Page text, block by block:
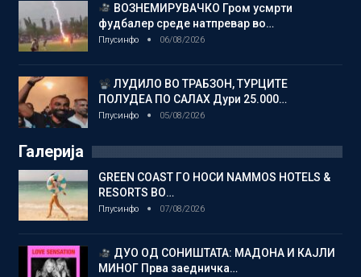
ВОЗНЕМИРУВАЧКО Гром усмрти
фудбалер среде натпревар во…
Плусинфо 06/08/2026
ЛУДИЛО ВО ТРАБЗОН, ТУРЦИТЕ
ПОЛУДЕА ПО САЛАХ Дури 25.000…
Плусинфо 05/08/2026
Галерија
GREEN COAST ГО НОСИ NAMMOS HOTELS &
RESORTS ВО…
Плусинфо 07/08/2026
ДУО ОД СОНИШТАТА: МАДОНА И КАЈЛИ
МИНОГ Прва заедничка…